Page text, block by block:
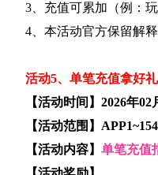
3、充值可累加（例：
4、本活动官方保留解
活动5、单笔充值拿好礼
【活动时间】2026年
【活动范围】
【活动内容】 单笔充值